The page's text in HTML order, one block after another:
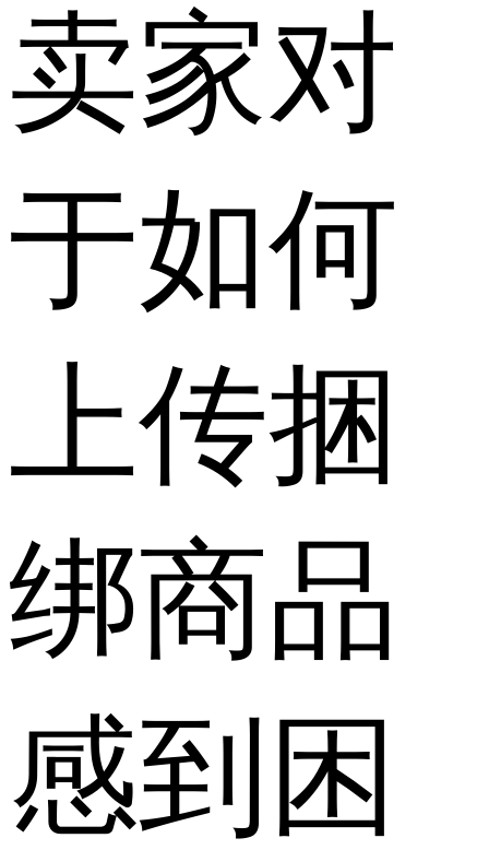
卖家对
于如何
上传捆
绑商品
感到困